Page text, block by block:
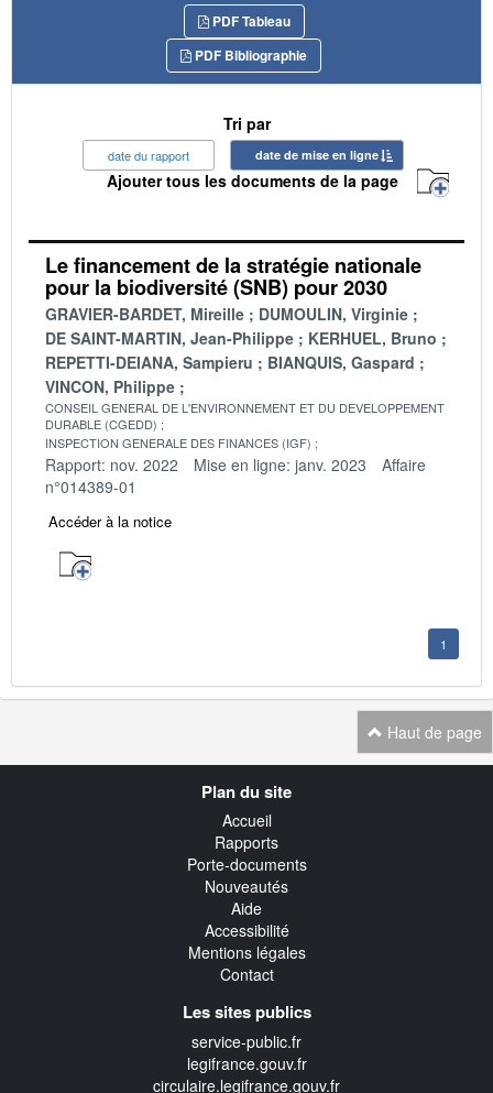
PDF Tableau
PDF Bibliographie
Tri par
date du rapport date de mise en ligne
Ajouter tous les documents de la page
Le financement de la stratégie nationale
pour la biodiversité (SNB) pour 2030
GRAVIER-BARDET, Mireille
DUMOULIN, Virginie
DE SAINT-MARTIN, Jean-Philippe
KERHUEL, Bruno
REPETTI-DEIANA, Sampieru
BIANQUIS, Gaspard
VINCON, Philippe
CONSEIL GENERAL DE L'ENVIRONNEMENT ET DU DEVELOPPEMENT
DURABLE (CGEDD)
INSPECTION GENERALE DES FINANCES (IGF)
Rapport: nov. 2022 Mise en ligne: janv. 2023
Affaire
n°014389-01
Accéder à la notice
1
Haut de page
Plan du site
Accueil
Rapports
Porte-documents
Nouveautés
Aide
Accessibilité
Mentions légales
Contact
Les sites publics
service-public.fr
legifrance.gouv.fr
circulaire.legifrance.gouv.fr